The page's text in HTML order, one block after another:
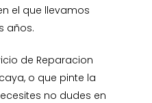
el que llevamos
años.
de Reparacion
o que pinte la
no dudes en